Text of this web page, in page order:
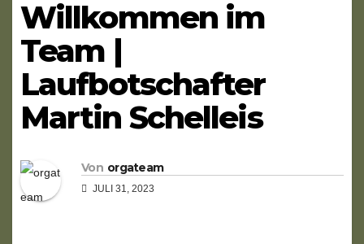
Willkommen im
Team |
Laufbotschafter
Martin Schelleis
Von orgateam
JULI 31, 2023